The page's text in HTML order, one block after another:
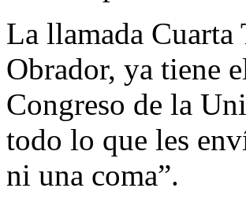
La llamada
Obrador, ya tiene
Congreso de la
todo lo que les
ni una coma”.